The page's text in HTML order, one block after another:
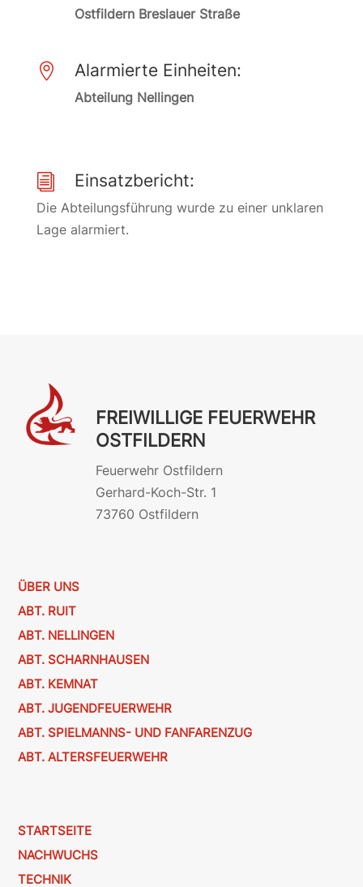
Ostfildern Breslauer Straße
 Alarmierte Einheiten:
Abteilung Nellingen
i Einsatzbericht:
Die Abteilungsführung wurde zu einer unklaren
Lage alarmiert.
FREIWILLIGE FEUERWEHR
OSTFILDERN
Feuerwehr Ostfildern
Gerhard-Koch-Str. 1
73760 Ostfildern
ÜBER UNS
ABT. RUIT
ABT. NELLINGEN
ABT. SCHARNHAUSEN
ABT. KEMNAT
ABT. JUGENDFEUERWEHR
ABT. SPIELMANNS- UND FANFARENZUG
ABT. ALTERSFEUERWEHR
STARTSEITE
NACHWUCHS
TECHNIK